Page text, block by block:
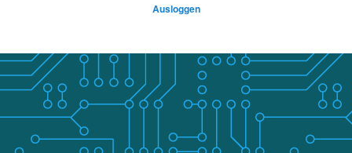
Ausloggen